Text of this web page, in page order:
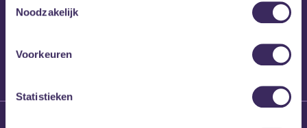
Noodzakelijk
Voorkeuren
Statistieken